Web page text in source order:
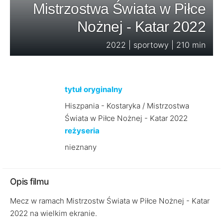
Mistrzostwa Świata w Piłce
Nożnej - Katar 2022
2022 | sportowy | 210 min
tytuł oryginalny
Hiszpania - Kostaryka / Mistrzostwa
Świata w Piłce Nożnej - Katar 2022
reżyseria
nieznany
Opis filmu
Mecz w ramach Mistrzostw Świata w Piłce Nożnej - Katar
2022 na wielkim ekranie.